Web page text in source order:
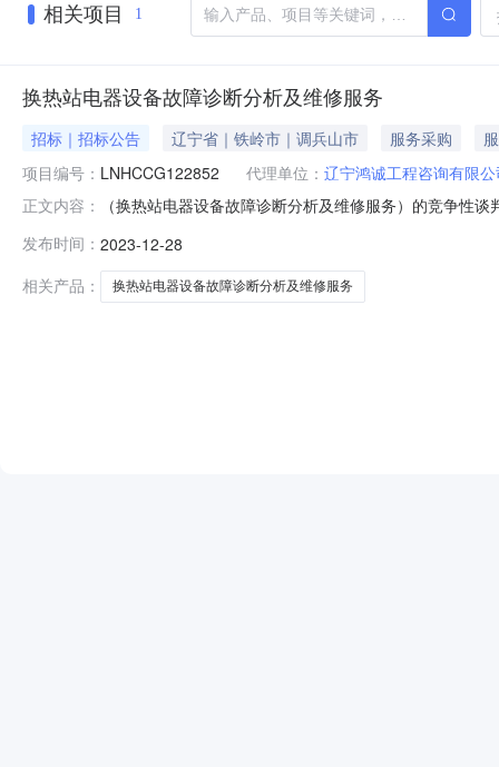
相关项目 1
换热站电器设备故障诊断分析及维修服务
招标｜招标公告 辽宁省｜铁岭市｜调兵山市 服务采购
项目编号： LNHCCG122852 代理单位： 辽宁鸿诚工程咨询有限
正文内容：
（换热站电器设备故障诊断分析及维修服务）的竞争性
设备故障诊断分析及维修服务采购方式：竞争性谈判预
之日
发布时间： 2023-12-28
相关产品：
换热站电器设备故障诊断分析及维修服务